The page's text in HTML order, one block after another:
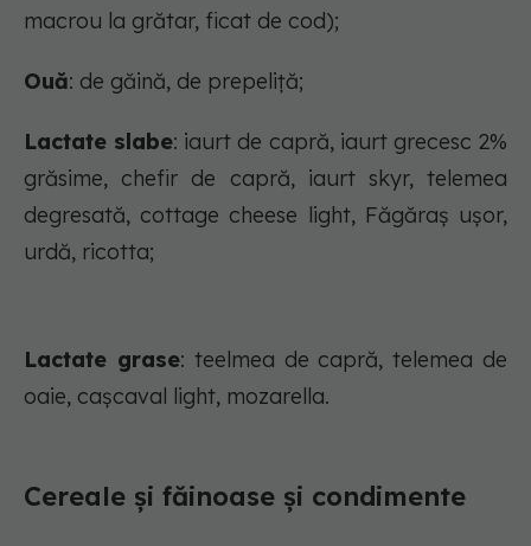
macrou la grătar, ficat de cod);
Ouă: de găină, de prepeliță;
Lactate slabe: iaurt de capră, iaurt grecesc 2%
grăsime, chefir de capră, iaurt skyr, telemea
degresată, cottage cheese light, Făgăraș ușor,
urdă, ricotta;
Lactate grase: teelmea de capră, telemea de
oaie, cașcaval light, mozarella.
Cereale și făinoase și condimente